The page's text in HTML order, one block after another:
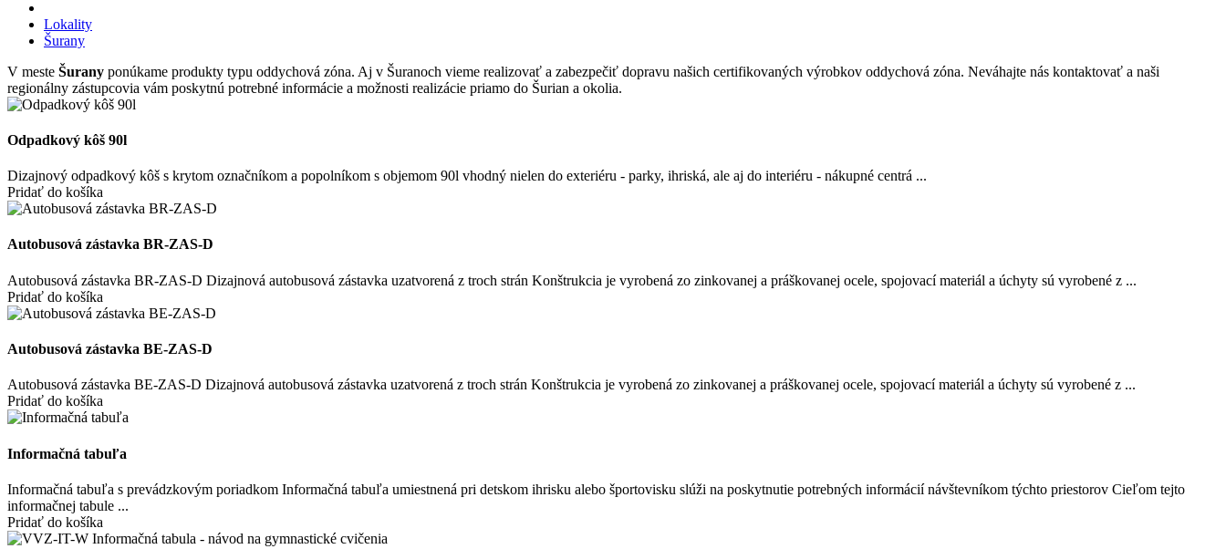
Lokality
Šurany
V meste Šurany ponúkame produkty typu oddychová zóna. Aj v Šuranoch vieme realizovať a zabezpečiť dopravu našich certifikovaných výrobkov oddychová zóna. Neváhajte nás kontaktovať a naši
regionálny zástupcovia vám poskytnú potrebné informácie a možnosti realizácie priamo do Šurian a okolia.
Odpadkový kôš 90l
Dizajnový odpadkový kôš s krytom označníkom a popolníkom s objemom 90l vhodný nielen do exteriéru - parky, ihriská, ale aj do interiéru - nákupné centrá ...
Pridať do košíka
Autobusová zástavka BR-ZAS-D
Autobusová zástavka BR-ZAS-D Dizajnová autobusová zástavka uzatvorená z troch strán Konštrukcia je vyrobená zo zinkovanej a práškovanej ocele, spojovací materiál a úchyty sú vyrobené z ...
Pridať do košíka
Autobusová zástavka BE-ZAS-D
Autobusová zástavka BE-ZAS-D Dizajnová autobusová zástavka uzatvorená z troch strán Konštrukcia je vyrobená zo zinkovanej a práškovanej ocele, spojovací materiál a úchyty sú vyrobené z ...
Pridať do košíka
Informačná tabuľa
Informačná tabuľa s prevádzkovým poriadkom Informačná tabuľa umiestnená pri detskom ihrisku alebo športovisku slúži na poskytnutie potrebných informácií návštevníkom týchto priestorov Cieľom tejto
informačnej tabule ...
Pridať do košíka